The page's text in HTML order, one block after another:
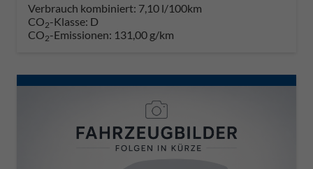
Verbrauch kombiniert: 7,10 l/100km
CO2-Klasse: D
CO2-Emissionen: 131,00 g/km